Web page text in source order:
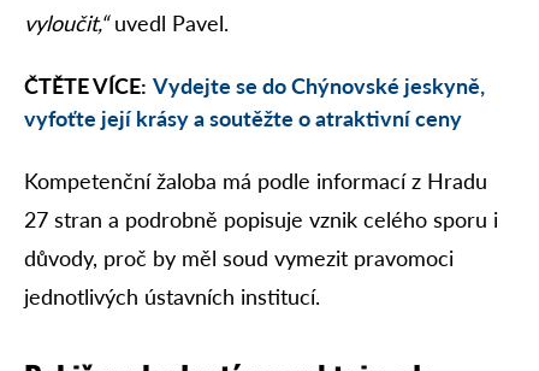
vyloučit,“uvedl Pavel.
ČTĚTE VÍCE: Vydejte se do Chýnovské jeskyně,
vyfoťte její krásy a soutěžte o atraktivní ceny
Kompetenční žaloba má podle informací z Hradu
27 stran a podrobně popisuje vznik celého sporu i
důvody, proč by měl soud vymezit pravomoci
jednotlivých ústavních institucí.